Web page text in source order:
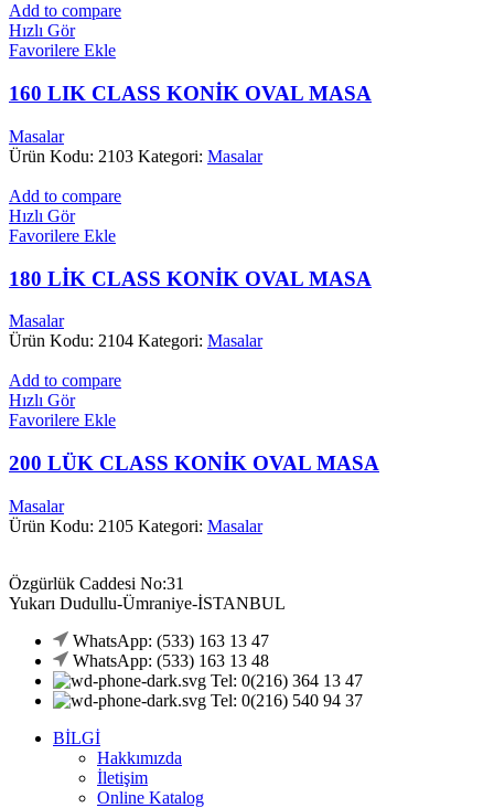
Add to compare
Hızlı Gör
Favorilere Ekle
160 LIK CLASS KONİK OVAL MASA
Masalar
Ürün Kodu: 2103 Kategori: Masalar
Add to compare
Hızlı Gör
Favorilere Ekle
180 LİK CLASS KONİK OVAL MASA
Masalar
Ürün Kodu: 2104 Kategori: Masalar
Add to compare
Hızlı Gör
Favorilere Ekle
200 LÜK CLASS KONİK OVAL MASA
Masalar
Ürün Kodu: 2105 Kategori: Masalar
Özgürlük Caddesi No:31
Yukarı Dudullu-Ümraniye-İSTANBUL
WhatsApp: (533) 163 13 47
WhatsApp: (533) 163 13 48
Tel: 0(216) 364 13 47
Tel: 0(216) 540 94 37
BİLGİ
Hakkımızda
İletişim
Online Katalog